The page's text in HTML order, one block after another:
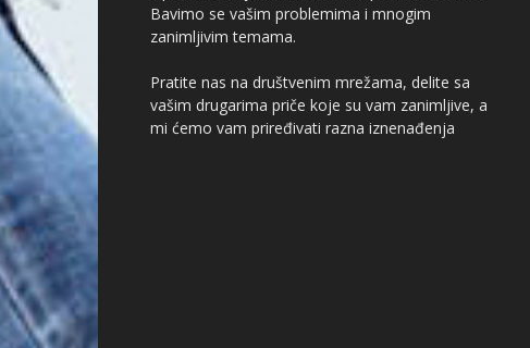
Bavimo se vašim problemima i mnogim
zanimljivim temama.
Pratite nas na društvenim mrežama, delite sa
vašim drugarima priče koje su vam zanimljive, a
mi ćemo vam priređivati razna iznenađenja